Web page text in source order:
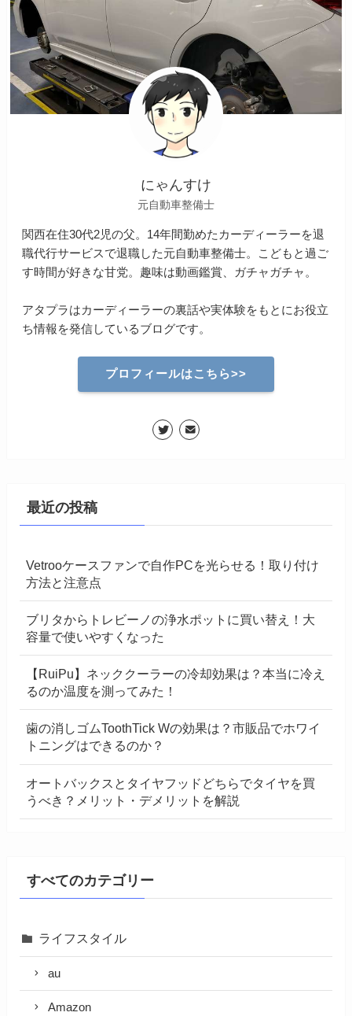
にゃんすけ
元自動車整備士
関西在住30代2児の父。14年間勤めたカーディーラーを退
職代行サービスで退職した元自動車整備士。こどもと過ご
す時間が好きな甘党。趣味は動画鑑賞、ガチャガチャ。
アタプラはカーディーラーの裏話や実体験をもとにお役立
ち情報を発信しているブログです。
プロフィールはこちら>>
最近の投稿
Vetrooケースファンで自作PCを光らせる！取り付け
方法と注意点
ブリタからトレビーノの浄水ポットに買い替え！大
容量で使いやすくなった
【RuiPu】ネッククーラーの冷却効果は？本当に冷え
るのか温度を測ってみた！
歯の消しゴムToothTick Wの効果は？市販品でホワイ
トニングはできるのか？
オートバックスとタイヤフッドどちらでタイヤを買
うべき？メリット・デメリットを解説
すべてのカテゴリー
ライフスタイル
au
Amazon